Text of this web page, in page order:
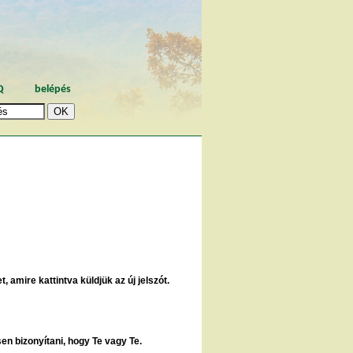
belépés
amire kattintva küldjük az új jelszót.
bizonyítani, hogy Te vagy Te.